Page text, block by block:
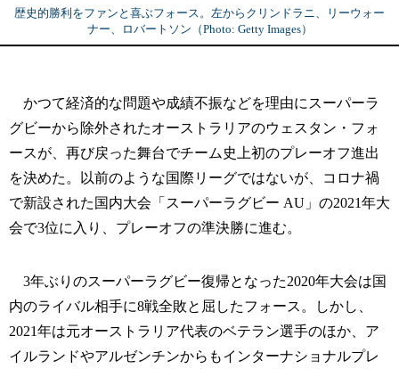
歴史的勝利をファンと喜ぶフォース。左からクリンドラニ、リーウォー
ナー、ロバートソン（Photo: Getty Images）
かつて経済的な問題や成績不振などを理由にスーパーラ
グビーから除外されたオーストラリアのウェスタン・フォ
ースが、再び戻った舞台でチーム史上初のプレーオフ進出
を決めた。以前のような国際リーグではないが、コロナ禍
で新設された国内大会「スーパーラグビー AU」の2021年大
会で3位に入り、プレーオフの準決勝に進む。
3年ぶりのスーパーラグビー復帰となった2020年大会は国
内のライバル相手に8戦全敗と屈したフォース。しかし、
2021年は元オーストラリア代表のベテラン選手のほか、ア
イルランドやアルゼンチンからもインターナショナルプレ